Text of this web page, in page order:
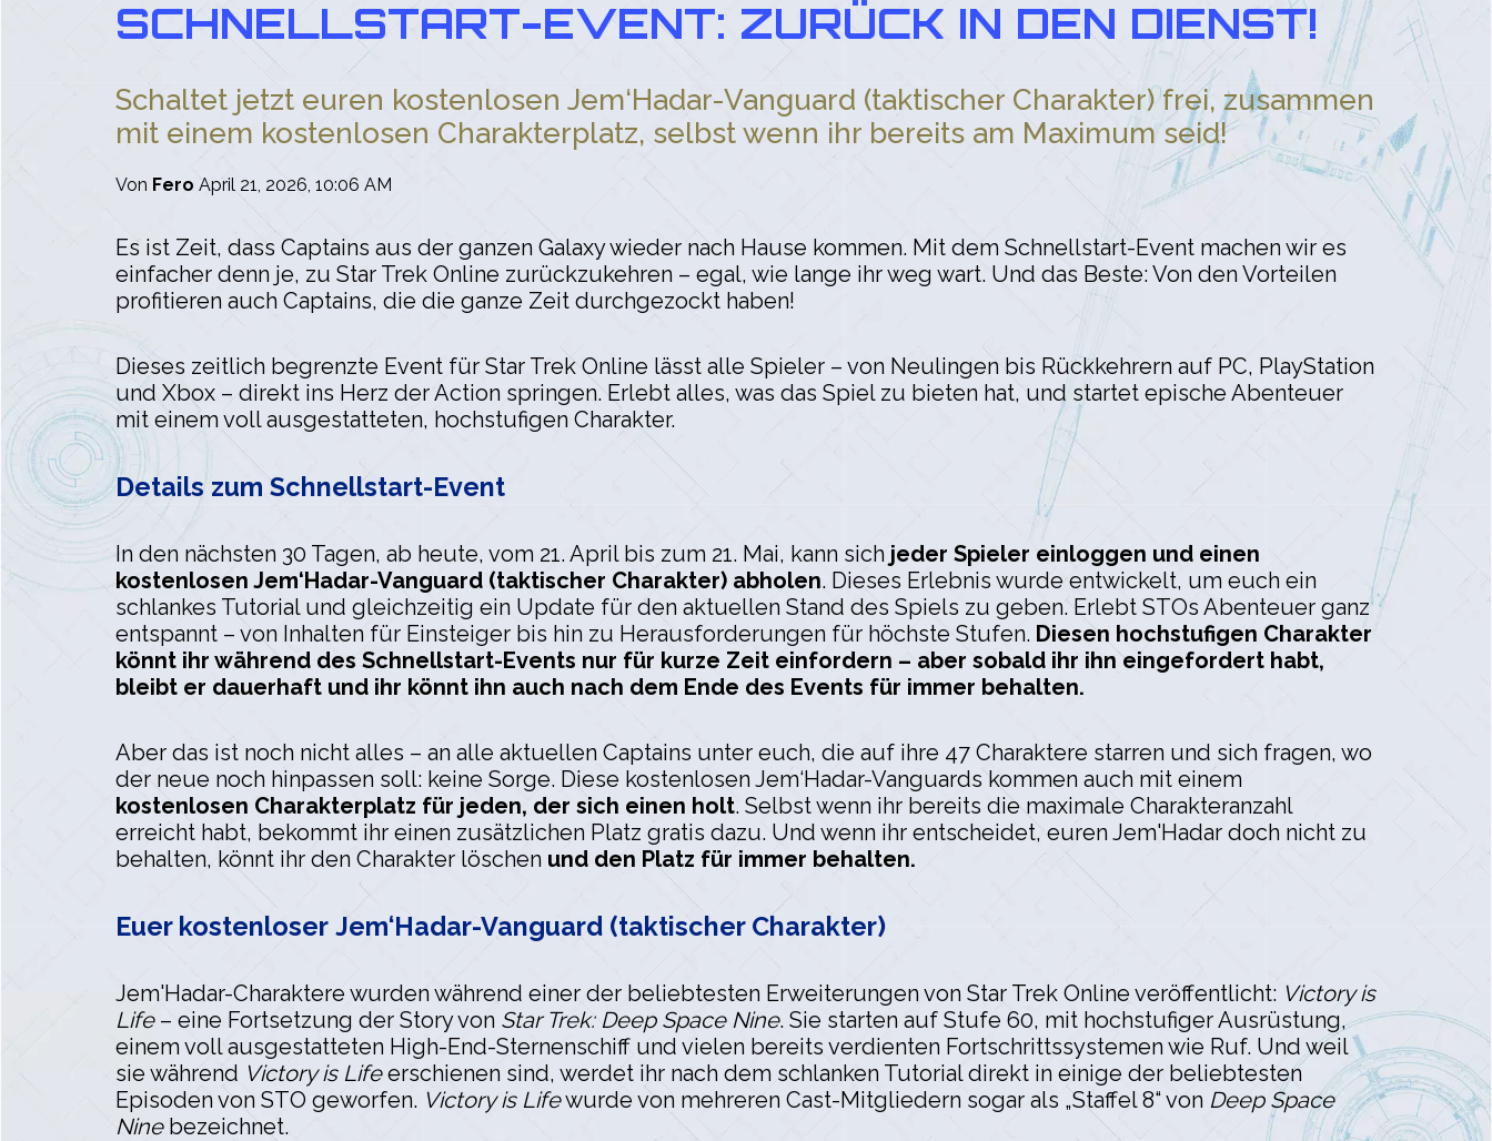
SCHNELLSTART-EVENT: ZURÜCK IN DEN DIENST!
Schaltet jetzt euren kostenlosen Jem‘Hadar-Vanguard (taktischer Charakter) frei, zusammen
mit einem kostenlosen Charakterplatz, selbst wenn ihr bereits am Maximum seid!
Von Fero April 21, 2026, 10:06 AM
Es ist Zeit, dass Captains aus der ganzen Galaxy wieder nach Hause kommen. Mit dem Schnellstart-Event machen wir es
einfacher denn je, zu Star Trek Online zurückzukehren – egal, wie lange ihr weg wart. Und das Beste: Von den Vorteilen
profitieren auch Captains, die die ganze Zeit durchgezockt haben!
Dieses zeitlich begrenzte Event für Star Trek Online lässt alle Spieler – von Neulingen bis Rückkehrern auf PC, PlayStation
und Xbox – direkt ins Herz der Action springen. Erlebt alles, was das Spiel zu bieten hat, und startet epische Abenteuer
mit einem voll ausgestatteten, hochstufigen Charakter.
Details zum Schnellstart-Event
In den nächsten 30 Tagen, ab heute, vom 21. April bis zum 21. Mai, kann sich jeder Spieler einloggen und einen
kostenlosen Jem‘Hadar-Vanguard (taktischer Charakter) abholen. Dieses Erlebnis wurde entwickelt, um euch ein
schlankes Tutorial und gleichzeitig ein Update für den aktuellen Stand des Spiels zu geben. Erlebt STOs Abenteuer ganz
entspannt – von Inhalten für Einsteiger bis hin zu Herausforderungen für höchste Stufen. Diesen hochstufigen Charakter
könnt ihr während des Schnellstart-Events nur für kurze Zeit einfordern – aber sobald ihr ihn eingefordert habt,
bleibt er dauerhaft und ihr könnt ihn auch nach dem Ende des Events für immer behalten.
Aber das ist noch nicht alles – an alle aktuellen Captains unter euch, die auf ihre 47 Charaktere starren und sich fragen, wo
der neue noch hinpassen soll: keine Sorge. Diese kostenlosen Jem‘Hadar-Vanguards kommen auch mit einem
kostenlosen Charakterplatz für jeden, der sich einen holt. Selbst wenn ihr bereits die maximale Charakteranzahl
erreicht habt, bekommt ihr einen zusätzlichen Platz gratis dazu. Und wenn ihr entscheidet, euren Jem'Hadar doch nicht zu
behalten, könnt ihr den Charakter löschen und den Platz für immer behalten.
Euer kostenloser Jem‘Hadar-Vanguard (taktischer Charakter)
Jem'Hadar-Charaktere wurden während einer der beliebtesten Erweiterungen von Star Trek Online veröffentlicht: Victory is
Life– eine Fortsetzung der Story von Star Trek: Deep Space Nine. Sie starten auf Stufe 60, mit hochstufiger Ausrüstung,
einem voll ausgestatteten High-End-Sternenschiff und vielen bereits verdienten Fortschrittssystemen wie Ruf. Und weil
sie während Victory is Lifeerschienen sind, werdet ihr nach dem schlanken Tutorial direkt in einige der beliebtesten
Episoden von STO geworfen. Victory is Lifewurde von mehreren Cast-Mitgliedern sogar als „Staffel 8“ von Deep Space
Ninebezeichnet.